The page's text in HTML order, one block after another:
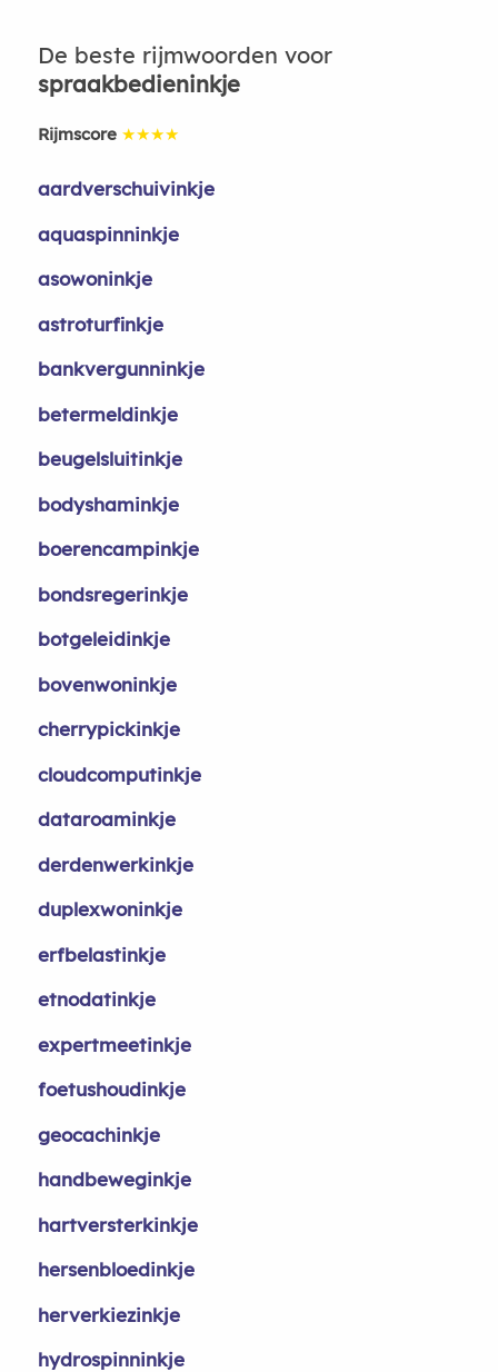
De beste rijmwoorden voor
spraakbedieninkje
Rijmscore ★★★★
aardverschuivinkje
aquaspinninkje
asowoninkje
astroturfinkje
bankvergunninkje
betermeldinkje
beugelsluitinkje
bodyshaminkje
boerencampinkje
bondsregerinkje
botgeleidinkje
bovenwoninkje
cherrypickinkje
cloudcomputinkje
dataroaminkje
derdenwerkinkje
duplexwoninkje
erfbelastinkje
etnodatinkje
expertmeetinkje
foetushoudinkje
geocachinkje
handbeweginkje
hartversterkinkje
hersenbloedinkje
herverkiezinkje
hydrospinninkje